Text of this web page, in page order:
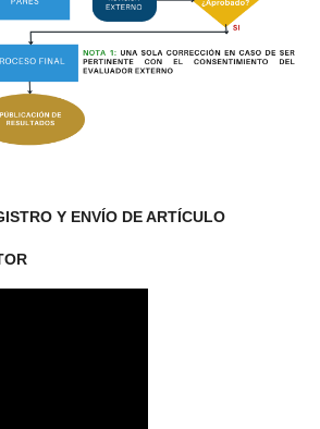
Y ENVÍO DE ARTÍCULO